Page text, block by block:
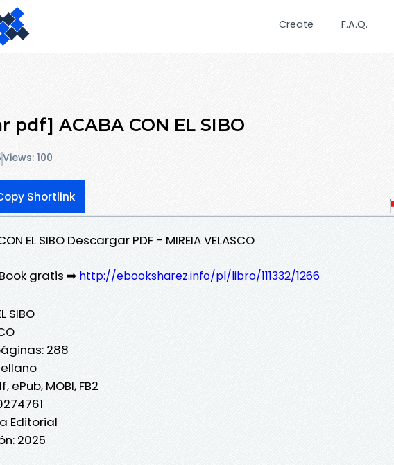
Create F.A.Q.
pdf] ACABA CON EL SIBO
Views: 100
Shortlink
EL SIBO Descargar PDF - MIREIA VELASCO
gratis ➡ http://ebooksharez.info/pl/libro/111332/1266
SIBO
288
ePub, MOBI, FB2
Editorial
2025